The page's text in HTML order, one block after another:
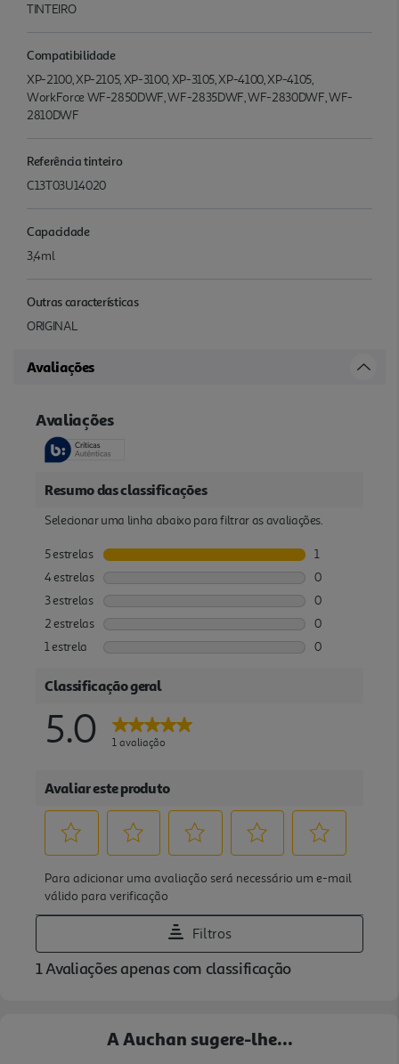
TINTEIRO
Compatibilidade
XP-2100, XP-2105, XP-3100, XP-3105, XP-4100, XP-4105,
WorkForce WF-2850DWF, WF-2835DWF, WF-2830DWF, WF-
2810DWF
Referência tinteiro
C13T03U14020
Capacidade
3,4ml
Outras características
ORIGINAL
Avaliações
A Auchan sugere-lhe...